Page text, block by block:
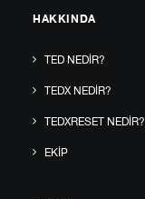
HAKKINDA
TED NEDIR?
TEDX NEDIR?
TEDXRESET NEDIR?
EKIP